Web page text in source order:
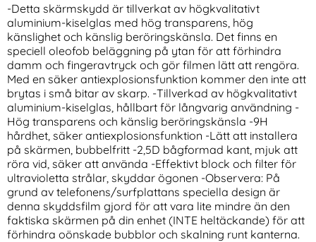
Magnet Fodral/Skal (Svart)
2-Pack iPhone 17 Pro Max
Linsskydd I Härdat Glas
Art. nr 242063
rea pris
111 krtidigare pris
111 kr
Tillgänglighet:
I lager
Köp
Pack iPhone 17 Pro Max Linsskydd I Härdat Glas
3-Pack iPhone 17 Pro Max
Linsskydd I Härdat Glas
Art. nr 242070
rea pris
111 kr tidigare pris
111 kr
Tillgänglighet:
I lager
Köp
3-Pack iPhone 17 Pro Max
-Detta skärmskydd är tillverkat av högkvalitativt
aluminium-kiselglas med hög transparens, hög
känslighet och känslig beröringskänsla. Det finns en
speciell oleofob beläggning på ytan för att förhindra
damm och fingeravtryck och gör filmen lätt att rengöra.
Med en säker antiexplosionsfunktion kommer den inte att
brytas i små bitar av skarp. -Tillverkad av högkvalitativt
aluminium-kiselglas, hållbart för långvarig användning -
Hög transparens och känslig beröringskänsla -9H
hårdhet, säker antiexplosionsfunktion -Lätt att installera
på skärmen, bubbelfritt -2,5D bågformad kant, mjuk att
röra vid, säker att använda -Effektivt block och filter för
ultravioletta strålar, skyddar ögonen -Observera: På
grund av telefonens/surfplattans speciella design är
denna skyddsfilm gjord för att vara lite mindre än den
faktiska skärmen på din enhet (INTE heltäckande) för att
förhindra oönskade bubblor och skalning runt kanterna.